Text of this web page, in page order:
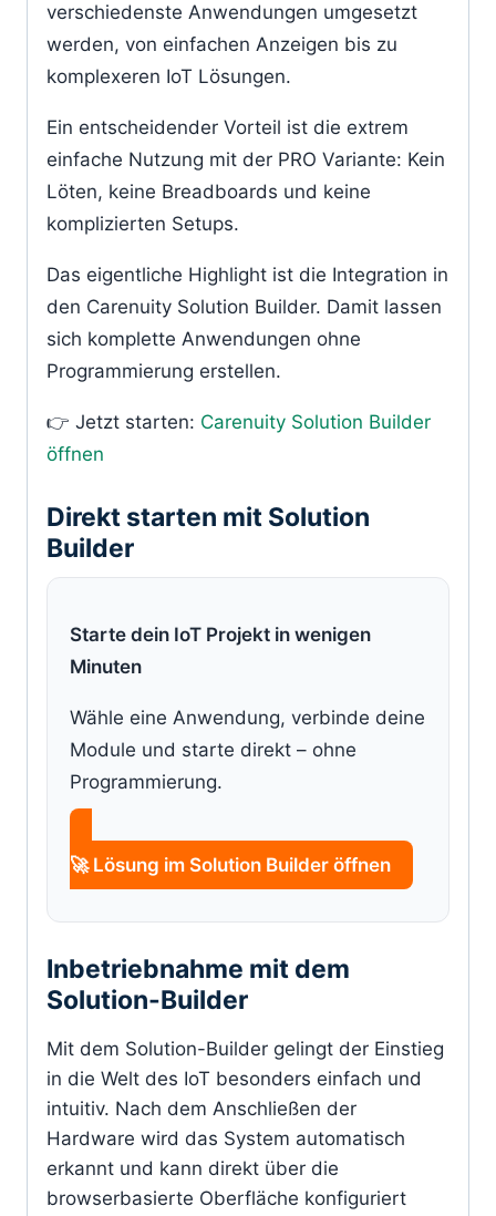
verschiedenste Anwendungen umgesetzt
werden, von einfachen Anzeigen bis zu
komplexeren IoT Lösungen.
Ein entscheidender Vorteil ist die extrem
einfache Nutzung mit der PRO Variante: Kein
Löten, keine Breadboards und keine
komplizierten Setups.
Das eigentliche Highlight ist die Integration in
den Carenuity Solution Builder. Damit lassen
sich komplette Anwendungen ohne
Programmierung erstellen.
👉 Jetzt starten: Carenuity Solution Builder
öffnen
Direkt starten mit Solution
Builder
Starte dein IoT Projekt in wenigen
Minuten
Wähle eine Anwendung, verbinde deine
Module und starte direkt – ohne
Programmierung.
🚀 Lösung im Solution Builder öffnen
Inbetriebnahme mit dem
Solution-Builder
Mit dem Solution-Builder gelingt der Einstieg
in die Welt des IoT besonders einfach und
intuitiv. Nach dem Anschließen der
Hardware wird das System automatisch
erkannt und kann direkt über die
browserbasierte Oberfläche konfiguriert